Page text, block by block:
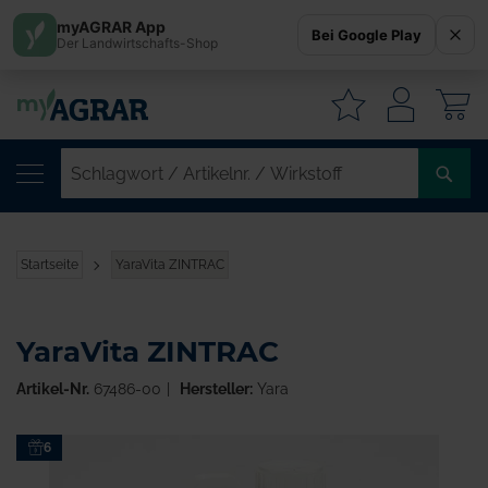
Startseite YaraVita ZINTRAC
Zum6
YaraVita ZINTRAC
Artikel-Nr. 67486-00 Hersteller:Yara
myAGRAR App
Der Landwirtschafts-Shop Bei Google Play